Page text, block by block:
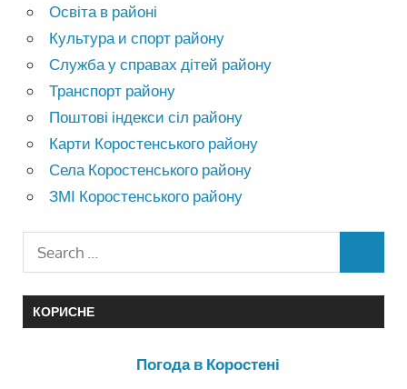
Освіта в районі
Культура и спорт району
Служба у справах дітей району
Транспорт району
Поштові індекси сіл району
Карти Коростенського району
Села Коростенського району
ЗМІ Коростенського району
КОРИСНЕ
Погода в Коростені